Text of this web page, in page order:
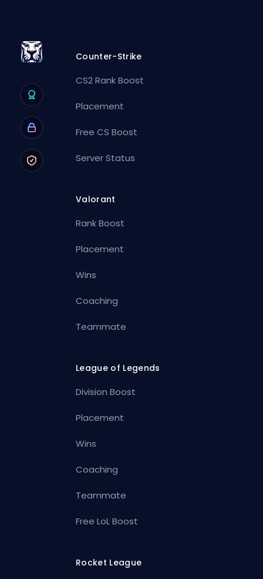
Counter-Strike
CS2 Rank Boost
Placement
Free CS Boost
Server Status
Valorant
Rank Boost
Placement
Wins
Coaching
Teammate
League of Legends
Division Boost
Placement
Wins
Coaching
Teammate
Free LoL Boost
Rocket League